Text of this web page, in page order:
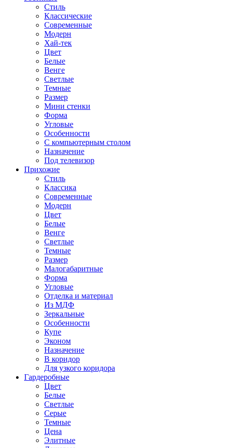
Стиль
Классические
Современные
Модерн
Хай-тек
Цвет
Белые
Венге
Светлые
Темные
Размер
Мини стенки
Форма
Угловые
Особенности
С компьютерным столом
Назначение
Под телевизор
Прихожие
Стиль
Классика
Современные
Модерн
Цвет
Белые
Венге
Светлые
Темные
Размер
Малогабаритные
Форма
Угловые
Отделка и материал
Из МДФ
Зеркальные
Особенности
Купе
Эконом
Назначение
В коридор
Для узкого коридора
Гардеробные
Цвет
Белые
Светлые
Серые
Темные
Цена
Элитные